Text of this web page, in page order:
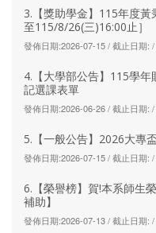
3.【獎助學金】115年度
至115/8/26(三)16:00止］
發佈日期:2026-07-15 / 截止日期:
4.【大學部公告】115學年
記選課表單
發佈日期:2026-06-26 / 截止日期:
5.【一般公告】2026大專
發佈日期:2026-07-15 / 截止日期:
6.【榮譽榜】賀!本系師生
補助】
發佈日期:2026-07-13 / 截止日期: